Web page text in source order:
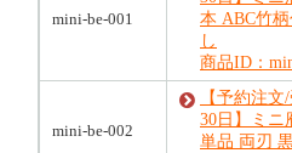
mini-be-001
本 ABC竹
し
商品ID：
mini-be-002
【予約注
30日】ミニ
単品 両刃